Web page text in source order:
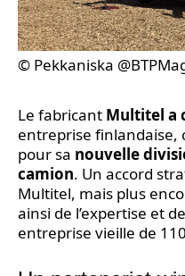
© Pekkaniska
Le fabricant Multitel a
entreprise finlandaise,
pour sa nouvelle
camion. Un accord
Multitel, mais plus
ainsi de l’expertise et
entreprise vieille de